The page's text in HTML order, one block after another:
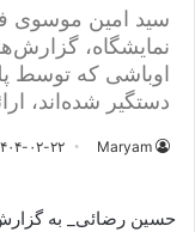
سید امین موسوی
نمایشگاه،
اوباشی که توسط
دستگیر شده‌اند،
Maryam ۱۴۰۴-۰۲-
حسین رضائی_ به